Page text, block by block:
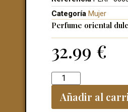
Categoría Mujer
Perfume oriental
32.99 €
Añadir al